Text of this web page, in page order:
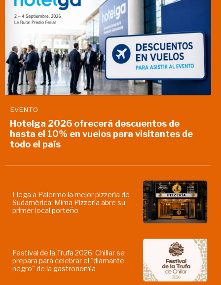
EVENTO
Hotelga 2026 ofrecerá descuentos de
hasta el 10% en vuelos para visitantes de
todo el país
Llega a Palermo la mejor pizzería de
Sudamérica: Mima Pizzería abre su
primer local porteño
Festival de la Trufa 2026: Chillar se
prepara para celebrar el "diamante
negro" de la gastronomía